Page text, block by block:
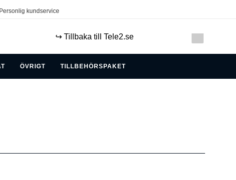
Personlig kundservice
↪️ Tillbaka till Tele2.se
ÖVRIGT TILLBEHÖRSPAKET